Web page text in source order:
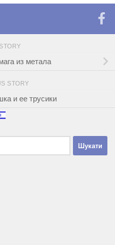
из метала
STORY
и ее трусики